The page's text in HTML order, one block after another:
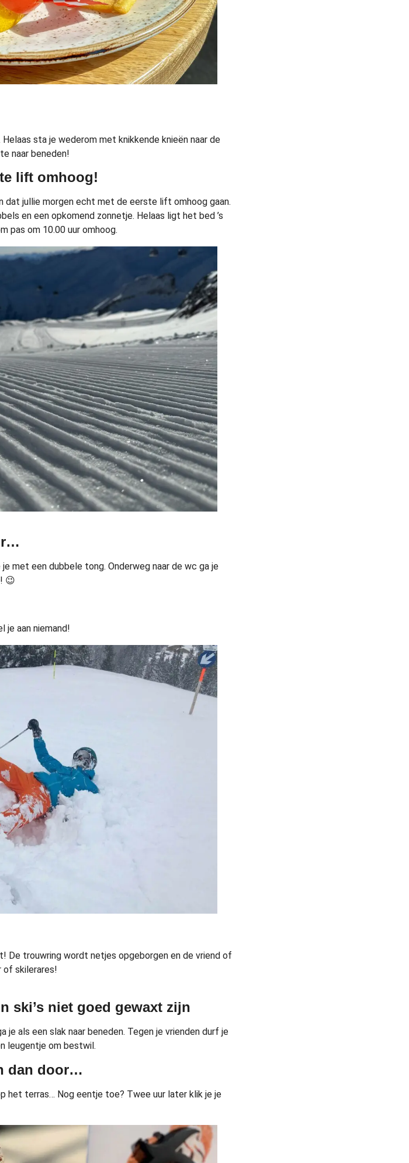
sta je wederom met knikkende knieën naar de
naar beneden!
lift omhoog!
dat jullie morgen echt met de eerste lift omhoog gaan.
en een opkomend zonnetje. Helaas ligt het bed ’s
pas om 10.00 uur omhoog.
met een dubbele tong. Onderweg naar de wc ga je
😉
je aan niemand!
De trouwring wordt netjes opgeborgen en de vriend of
of skilerares!
ski’s niet goed gewaxt zijn
als een slak naar beneden. Tegen je vrienden durf je
leugentje om bestwil.
dan door…
het terras… Nog eentje toe? Twee uur later klik je je